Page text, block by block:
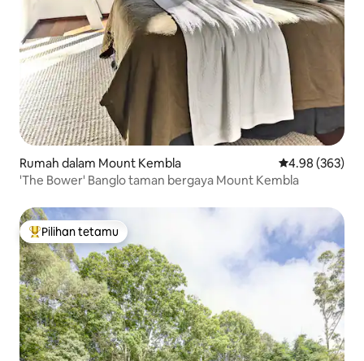
Rumah dalam Mount Kembla Penarafan
4.98 (363)
'The Bower' Banglo taman bergaya Mount Kembla
Pilihan utama tetamu
Pilihan tetamu